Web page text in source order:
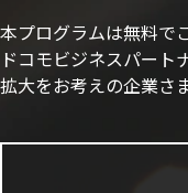
本プログラムは無料で
ドコモビジネスパート
拡大をお考えの企業さ